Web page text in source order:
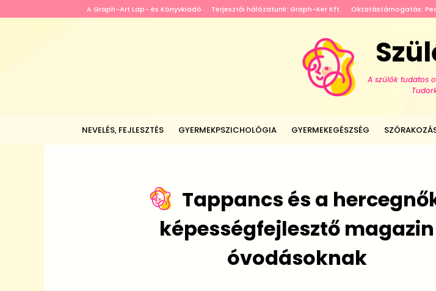
A Graph-Art Lap- és Könyvkiadó Terjesztői hálózatunk: Graph-Ker Kft. Oktatástámogatás:
A szülők tudatos
NEVELÉS, FEJLESZTÉS GYERMEKPSZICHOLÓGIA GYERMEKEGÉSZSÉG
Tappancs és a
képességfejlesztő magazin
óvodásoknak